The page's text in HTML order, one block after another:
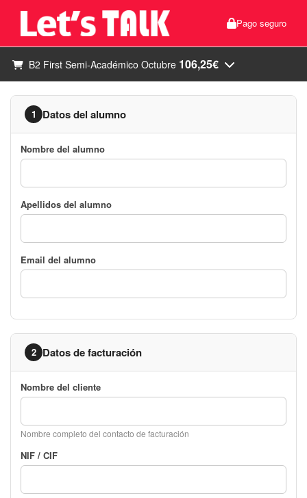
Pago seguro
B2 First Semi-Académico Octubre 106,25€
1 Datos del alumno
Nombre del alumno
Apellidos del alumno
Email del alumno
2 Datos de facturación
Nombre del cliente
Nombre completo del contacto de facturación
NIF / CIF